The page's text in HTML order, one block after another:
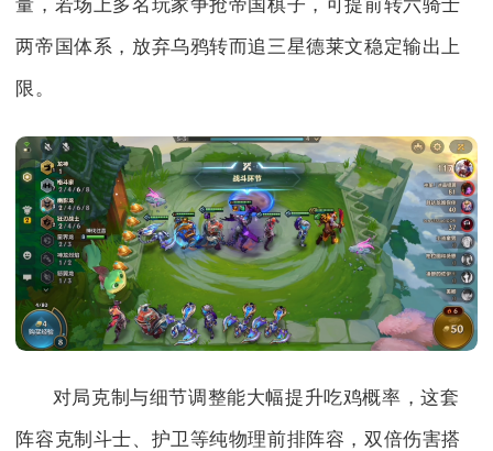
量，若场上多名玩家争抢帝国棋子，可提前转六骑士
两帝国体系，放弃乌鸦转而追三星德莱文稳定输出上
限。
对局克制与细节调整能大幅提升吃鸡概率，这套
阵容克制斗士、护卫等纯物理前排阵容，双倍伤害搭